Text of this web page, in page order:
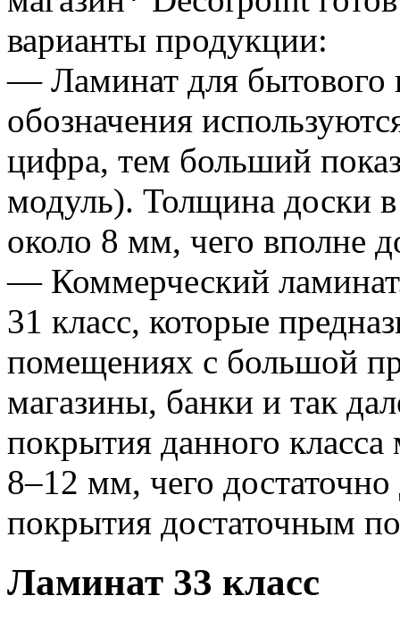
варианты продукции:
— Ламинат для бытового
обозначения
цифра, тем больший
модуль). Толщина доски в
около 8 мм, чего вполне
— Коммерческий
31 класс, которые
помещениях с большой
магазины, банки и так
покрытия данного класса
8–12 мм, чего
покрытия достаточным
Ламинат 33 класс